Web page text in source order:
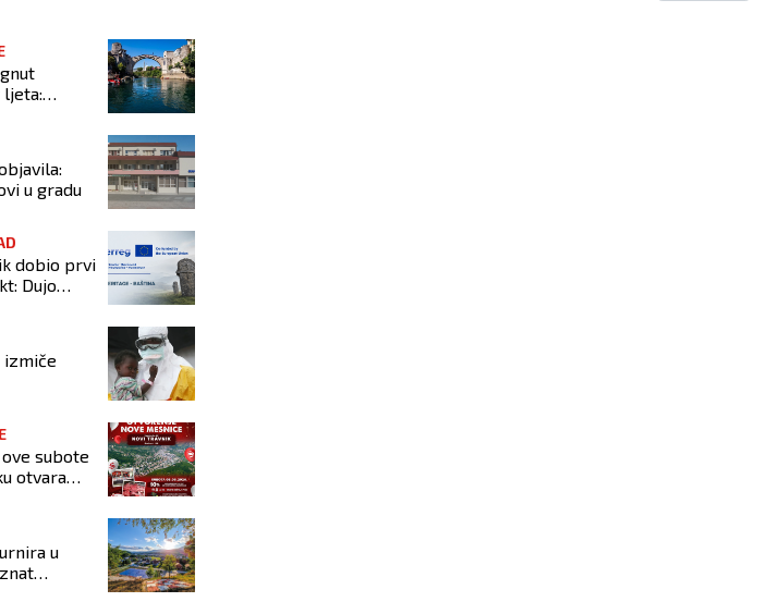
ljeta:
od
u gradu
dobio prvi
Dujo
izmiče
subote
otvara
u